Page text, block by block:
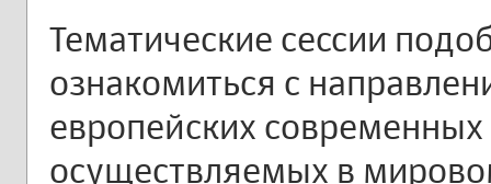
Тематические сессии
ознакомиться с
европейских
осуществляемых в